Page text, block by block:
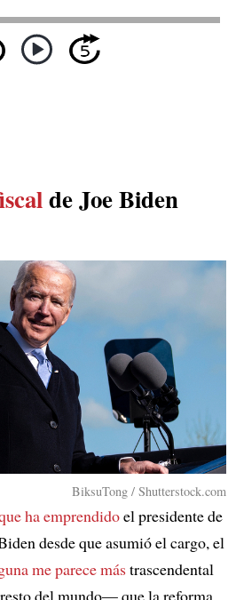
de Joe Biden
BiksuTong / Shutterstock.com
ha emprendidoel presidente de
desde que asumió el cargo, el
me parece mástrascendental
del mundo— que la reforma